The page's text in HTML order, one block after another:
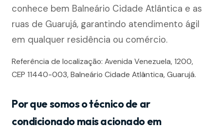
conhece bem Balneário Cidade Atlântica e as
ruas de Guarujá, garantindo atendimento ágil
em qualquer residência ou comércio.
Referência de localização: Avenida Venezuela, 1200,
CEP 11440-003, Balneário Cidade Atlântica, Guarujá.
Por que somos o técnico de ar
condicionado mais acionado em